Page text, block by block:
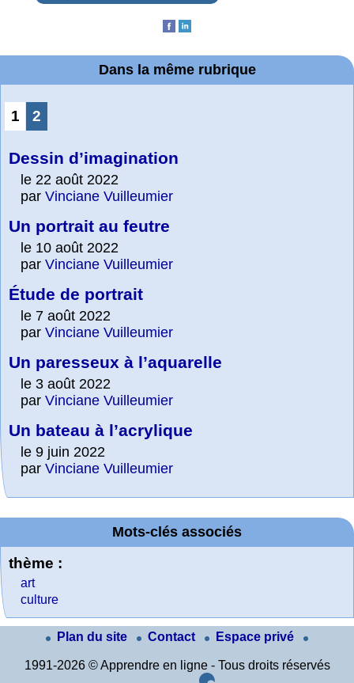
Dans la même rubrique
1 2
Dessin d’imagination
le 22 août 2022
par Vinciane Vuilleumier
Un portrait au feutre
le 10 août 2022
par Vinciane Vuilleumier
Étude de portrait
le 7 août 2022
par Vinciane Vuilleumier
Un paresseux à l’aquarelle
le 3 août 2022
par Vinciane Vuilleumier
Un bateau à l’acrylique
le 9 juin 2022
par Vinciane Vuilleumier
Mots-clés associés
thème :
art
culture
Plan du site Contact Espace privé
1991-2026 © Apprendre en ligne - Tous droits réservés